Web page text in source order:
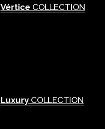
Vértice COLLECTION
Luxury COLLECTION